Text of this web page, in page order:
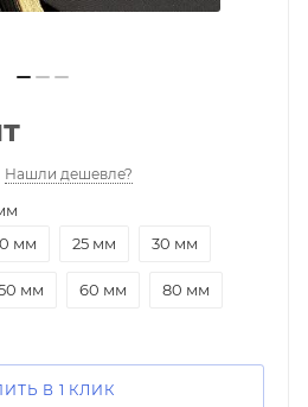
Нашли дешевле?
мм 25 мм 30 мм
мм 60 мм 80 мм
В 1 КЛИК